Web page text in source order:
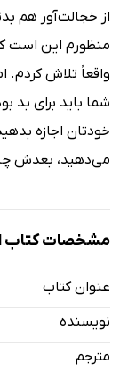
از خجالت‌آور هم
منظورم این است
واقعاً تلاش
شما باید برای بد
خودتان اجازه
می‌دهید، بعدش چه
مشخصات کتاب
عنوان کتاب
نویسنده
مترجم